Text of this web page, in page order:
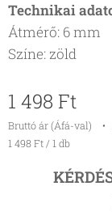
Technikai
Átmérő: 6 mm
Színe: zöld
1 498 Ft
Bruttó ár (Áfá-val)
1 498 Ft / 1 db